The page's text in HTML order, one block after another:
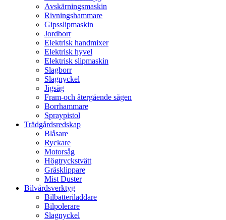
Avskärningsmaskin
Rivningshammare
Gipsslipmaskin
Jordborr
Elektrisk handmixer
Elektrisk hyvel
Elektrisk slipmaskin
Slagborr
Slagnyckel
Jigsåg
Fram-och återgående sågen
Borrhammare
Spraypistol
Trädgårdsredskap
Blåsare
Ryckare
Motorsåg
Högtryckstvätt
Gräsklippare
Mist Duster
Bilvårdsverktyg
Bilbatteriladdare
Bilpolerare
Slagnyckel